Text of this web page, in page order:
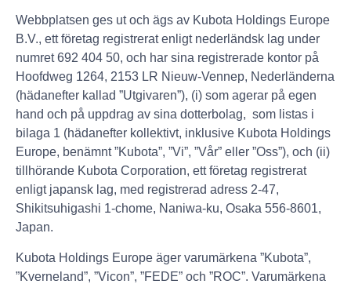
Webbplatsen ges ut och ägs av Kubota Holdings Europe
B.V., ett företag registrerat enligt nederländsk lag under
numret 692 404 50, och har sina registrerade kontor på
Hoofdweg 1264, 2153 LR Nieuw-Vennep, Nederländerna
(hädanefter kallad ”Utgivaren”), (i) som agerar på egen
hand och på uppdrag av sina dotterbolag, som listas i
bilaga 1 (hädanefter kollektivt, inklusive Kubota Holdings
Europe, benämnt ”Kubota”, ”Vi”, ”Vår” eller ”Oss”), och (ii)
tillhörande Kubota Corporation, ett företag registrerat
enligt japansk lag, med registrerad adress 2-47,
Shikitsuhigashi 1-chome, Naniwa-ku, Osaka 556-8601,
Japan.
Kubota Holdings Europe äger varumärkena ”Kubota”,
”Kverneland”, ”Vicon”, ”FEDE” och ”ROC”. Varumärkena